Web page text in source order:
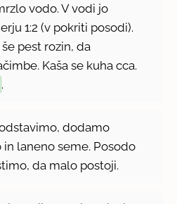
vodo. V vodi jo
1:2 (v pokriti posodi).
pest rozin, da
Kaša se kuha cca.
.
dodamo
in laneno seme. Posodo
da malo postoji.